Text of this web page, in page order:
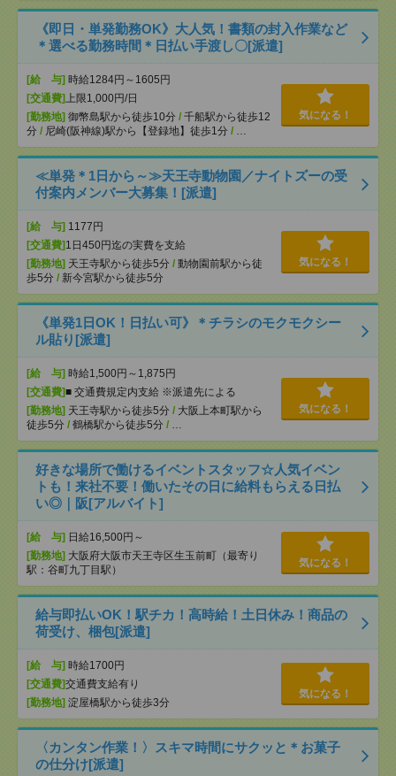
《即日・単発勤務OK》大人気！書類の封入作業など
＊選べる勤務時間＊日払い手渡し〇[派遣]
[給 与] 時給1284円～1605円
[交通費] 上限1,000円/日
[勤務地] 御幣島駅から徒歩10分 / 千船駅から徒歩12
分 / 尼崎(阪神線)駅から【登録地】徒歩1分 / …
気になる！
≪単発＊1日から～≫天王寺動物園／ナイトズーの受
付案内メンバー大募集！[派遣]
[給 与] 1177円
[交通費] 1日450円迄の実費を支給
[勤務地] 天王寺駅から徒歩5分 / 動物園前駅から徒
歩5分 / 新今宮駅から徒歩5分
気になる！
《単発1日OK！日払い可》＊チラシのモクモクシー
ル貼り[派遣]
[給 与] 時給1,500円～1,875円
[交通費]■ 交通費規定内支給 ※派遣先による
[勤務地] 天王寺駅から徒歩5分 / 大阪上本町駅から
徒歩5分 / 鶴橋駅から徒歩5分 / …
気になる！
好きな場所で働けるイベントスタッフ☆人気イベン
トも！来社不要！働いたその日に給料もらえる日払
い◎｜阪[アルバイト]
[給 与] 日給16,500円～
[勤務地] 大阪府大阪市天王寺区生玉前町（最寄り
駅：谷町九丁目駅）
気になる！
給与即払いOK！駅チカ！高時給！土日休み！商品の
荷受け、梱包[派遣]
[給 与] 時給1700円
[交通費]交通費支給有り
[勤務地] 淀屋橋駅から徒歩3分
気になる！
〈カンタン作業！〉スキマ時間にサクッと＊お菓子
の仕分け[派遣]